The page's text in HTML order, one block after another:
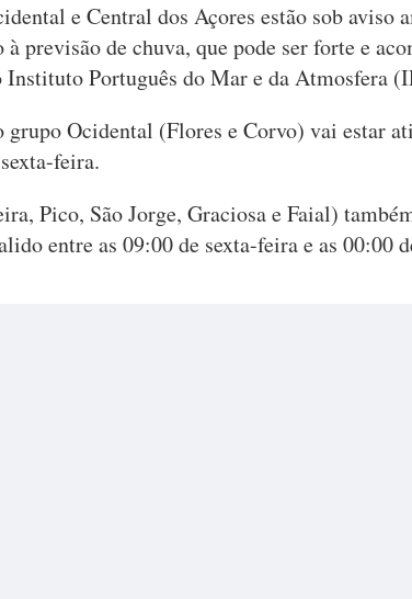
e Central dos Açores estão sob aviso
previsão de chuva, que pode ser forte e
Instituto Português do Mar e da Atmosfera
grupo Ocidental (Flores e Corvo) vai estar
feira.
Pico, São Jorge, Graciosa e Faial)
entre as 09:00 de sexta-feira e as 00:00